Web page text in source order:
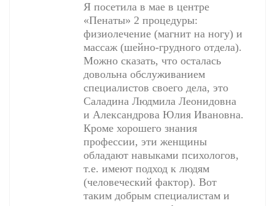
Я посетила в мае в центре
«Пенаты» 2 процедуры:
физиолечение (магнит на ногу) и
массаж (шейно-грудного отдела).
Можно сказать, что осталась
довольна обслуживанием
специалистов своего дела, это
Саладина Людмила Леонидовна
и Александрова Юлия Ивановна.
Кроме хорошего знания
профессии, эти женщины
обладают навыками психологов,
т.е. имеют подход к людям
(человеческий фактор). Вот
таким добрым специалистам и